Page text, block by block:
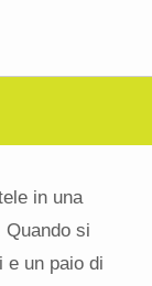
in una
Quando si
e un paio di